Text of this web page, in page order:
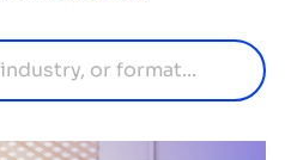
den Umsatz zu